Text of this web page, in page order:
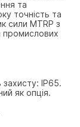
та
точність та
сили MTRP з
промислових
IP65.
як опція.